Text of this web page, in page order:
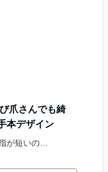
爪さんでも綺
本デザイン
が短いの…